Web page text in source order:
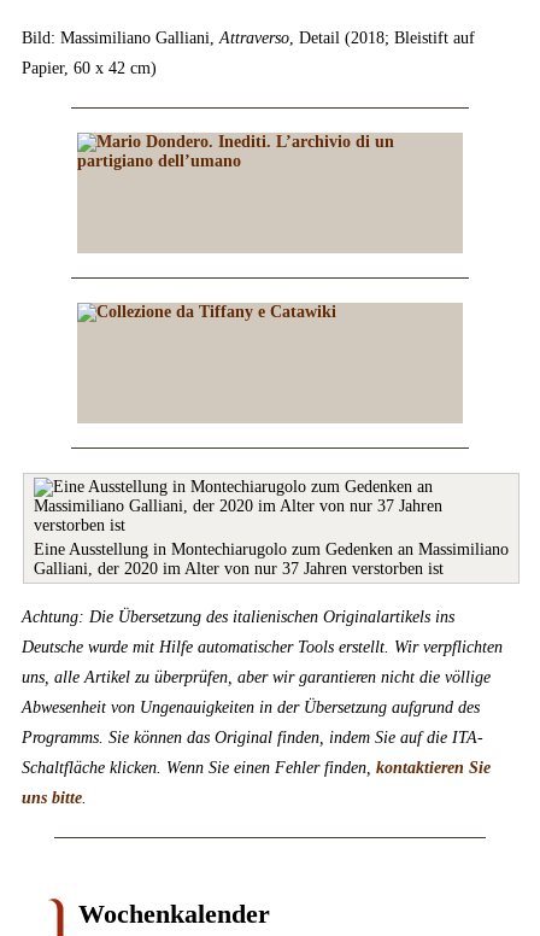
Bild: Massimiliano Galliani,Attraverso, Detail (2018; Bleistift auf
Papier, 60 x 42 cm)
Eine Ausstellung in Montechiarugolo zum Gedenken an Massimiliano
Galliani, der 2020 im Alter von nur 37 Jahren verstorben ist
Achtung: Die Übersetzung des italienischen Originalartikels ins
Deutsche wurde mit Hilfe automatischer Tools erstellt. Wir verpflichten
uns, alle Artikel zu überprüfen, aber wir garantieren nicht die völlige
Abwesenheit von Ungenauigkeiten in der Übersetzung aufgrund des
Programms. Sie können das Original finden, indem Sie auf die ITA-
Schaltfläche klicken. Wenn Sie einen Fehler finden, kontaktieren Sie
uns bitte.
Wochenkalender